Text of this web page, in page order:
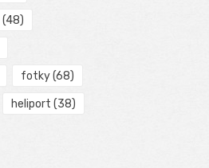
(48)
fotky(68)
heliport (38)